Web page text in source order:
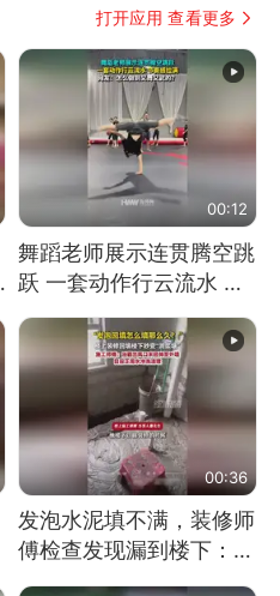
打开应用 查看更多
00:12
舞蹈老师展示连贯腾空跳
跃 一套动作行云流水 节
奏感拉满 网友：怎么做
到又舞又武的？
00:36
发泡水泥填不满，装修师
傅检查发现漏到楼下：出
风口未延伸到外墙